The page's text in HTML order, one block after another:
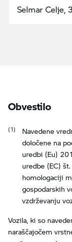
Selmar Celje,
Obvestilo
Navedene
določene na
uredbi (Eu)
uredbe (EC)
homologaciji
gospodarskih
vzdrževanju
Vozila, ki so
naraščajočem